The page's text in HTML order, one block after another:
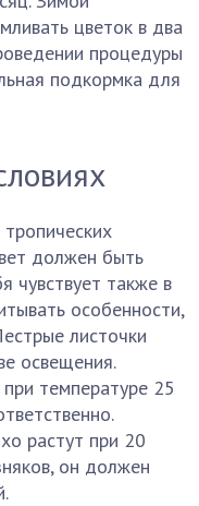
цветок в два
процедуры
подкормка для
должен быть
чувствует также в
особенности,
листочки
освещения.
температуре 25
растут при 20
он должен